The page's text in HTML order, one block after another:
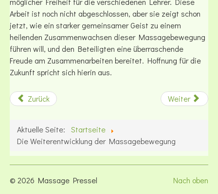
Arbeit ist noch nicht abgeschlossen, aber sie zeigt schon
jetzt, wie ein starker gemeinsamer Geist zu einem
heilenden Zusammenwachsen dieser Massagebewegung
führen will, und den Beteiligten eine überraschende
Freude am Zusammenarbeiten bereitet. Hoffnung für die
Zukunft spricht sich hierin aus.
Zurück Weiter
Aktuelle Seite:
Startseite
Die Weiterentwicklung der Massagebewegung
Nach oben
© 2026 Massage Pressel